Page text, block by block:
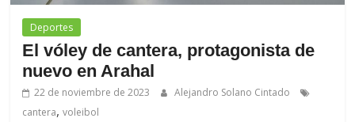
Deportes
El vóley de cantera, protagonista de
nuevo en Arahal
22 de noviembre de 2023
Alejandro Solano Cintado
cantera,voleibol